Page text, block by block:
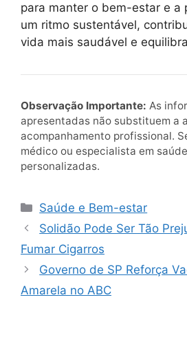
para manter o bem-estar e a
um ritmo sustentável,
vida mais saudável e
Observação Importante: As
apresentadas não substituem a
acompanhamento profissional.
médico ou especialista em
personalizadas.
Categorias
Saúde e Bem-estar
Solidão Pode Ser Tão
Fumar Cigarros
Governo de SP Reforça
Amarela no ABC